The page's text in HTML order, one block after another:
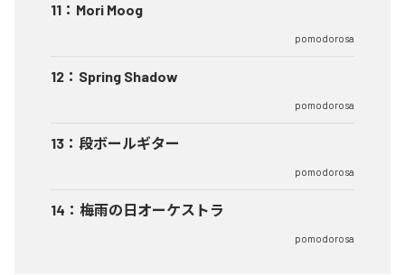
11 ： Mori Moog
pomodorosa
12 ： Spring Shadow
pomodorosa
13 ： 段ボールギター
pomodorosa
14 ： 梅雨の日オーケストラ
pomodorosa